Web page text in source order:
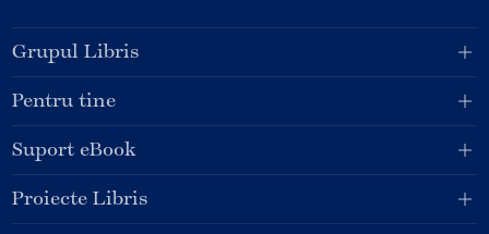
Grupul Libris
Pentru tine
Suport eBook
Proiecte Libris